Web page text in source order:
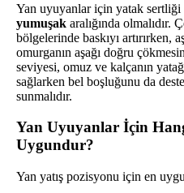
Yan uyuyanlar için yatak
yumuşak aralığında olmalıdır.
bölgelerinde baskıyı artırırken,
omurganın aşağı doğru
seviyesi, omuz ve kalçanın
sağlarken bel boşluğunu da
sunmalıdır.
Yan Uyuyanlar İçin
Uygundur?
Yan yatış pozisyonu için en